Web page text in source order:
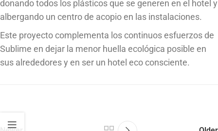
donando todos los plásticos que se generen en el hotel y
albergando un centro de acopio en las instalaciones.
Este proyecto complementa los continuos esfuerzos de
Sublime en dejar la menor huella ecológica posible en
sus alrededores y en ser un hotel eco consciente.